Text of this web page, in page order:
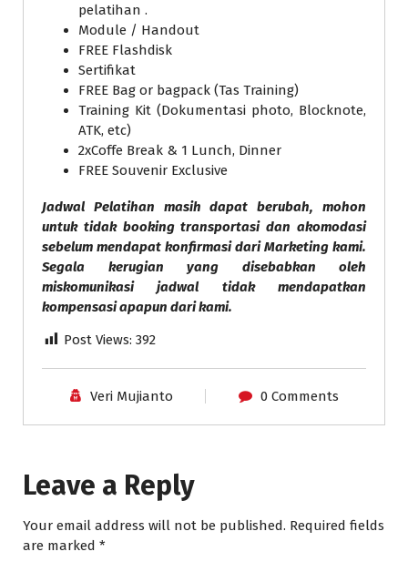
pelatihan .
Module / Handout
FREE Flashdisk
Sertifikat
FREE Bag or bagpack (Tas Training)
Training Kit (Dokumentasi photo, Blocknote,
ATK, etc)
2xCoffe Break & 1 Lunch, Dinner
FREE Souvenir Exclusive
Jadwal Pelatihan masih dapat berubah, mohon
untuk tidak booking transportasi dan akomodasi
sebelum mendapat konfirmasi dari Marketing kami.
Segala kerugian yang disebabkan oleh
miskomunikasi jadwal tidak mendapatkan
kompensasi apapun dari kami.
Post Views: 392
Veri Mujianto 0 Comments
Leave a Reply
Your email address will not be published. Required fields
are marked *